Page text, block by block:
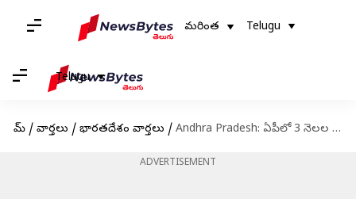
మరింత Telugu
Telugu
హోమ్ / వార్తలు / భారతదేశం వార్తలు / Andhra Pradesh: ఏపీలో 3 నెలల ముందే స్థానిక సంస్థల ఎన్నికలు.. రాష్ట్ర ఎన్నికల సంఘం ముందస్తు ఏర్పాట్లు
ADVERTISEMENT